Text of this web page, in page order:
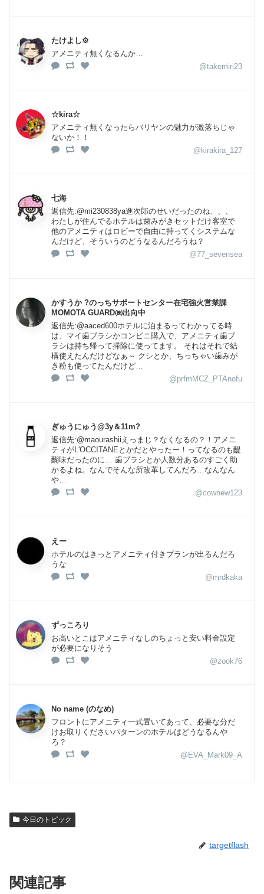
たけよし⚙
アメニティ無くなるんか…
@takemiri23
☆kira☆
アメニティ無くなったらバリヤンの魅力が激落ちじゃ
ないか！！
@kirakira_127
七海
返信先:@mi230838ya進次郎のせいだったのね、、、
わたしが住んでるホテルは歯みがきセットだけ客室で
他のアメニティはロビーで自由に持ってくシステムな
んだけど、そういうのどうなるんだろうね？
@77_sevensea
かすうか ?のっちサポートセンター在宅強火営業課
MOMOTA GUARD㈱出向中
返信先:@aaced600ホテルに泊まるってわかってる時
は、マイ歯ブラシかコンビニ購入で、アメニティ歯ブ
ラシは持ち帰って掃除に使ってます。 それはそれで結
構使えたんだけどなぁ～ クシとか、ちっちゃい歯みが
き粉も使ってたんだけど…
@prfmMCZ_PTAnofu
ぎゅうにゅう@3y＆11m?
返信先:@maourashiiえっまじ？なくなるの？！アメニ
ティがL'OCCITANEとかだとやったー！ってなるのも醍
醐味だったのに… 歯ブラシとか人数分あるのすごく助
かるよね。なんでそんな所改革してんだろ…なんなん
や…
@cownew123
えー
ホテルのはきっとアメニティ付きプランが出るんだろ
うな
@mrdkaka
ずっころり
お高いとこはアメニティなしのちょっと安い料金設定
が必要になりそう
@zook76
No name (のなめ)
フロントにアメニティ一式置いてあって、必要な分だ
けお取りくださいパターンのホテルはどうなるんや
ろ？
@EVA_Mark09_A
今日のトピック
targetflash
関連記事